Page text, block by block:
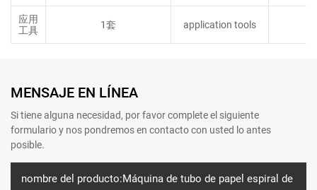
应用
工具
1套 application tools
MENSAJE EN LÍNEA
Si tiene alguna necesidad, por favor complete el siguiente
formulario y nos pondremos en contacto con usted lo antes
posible.